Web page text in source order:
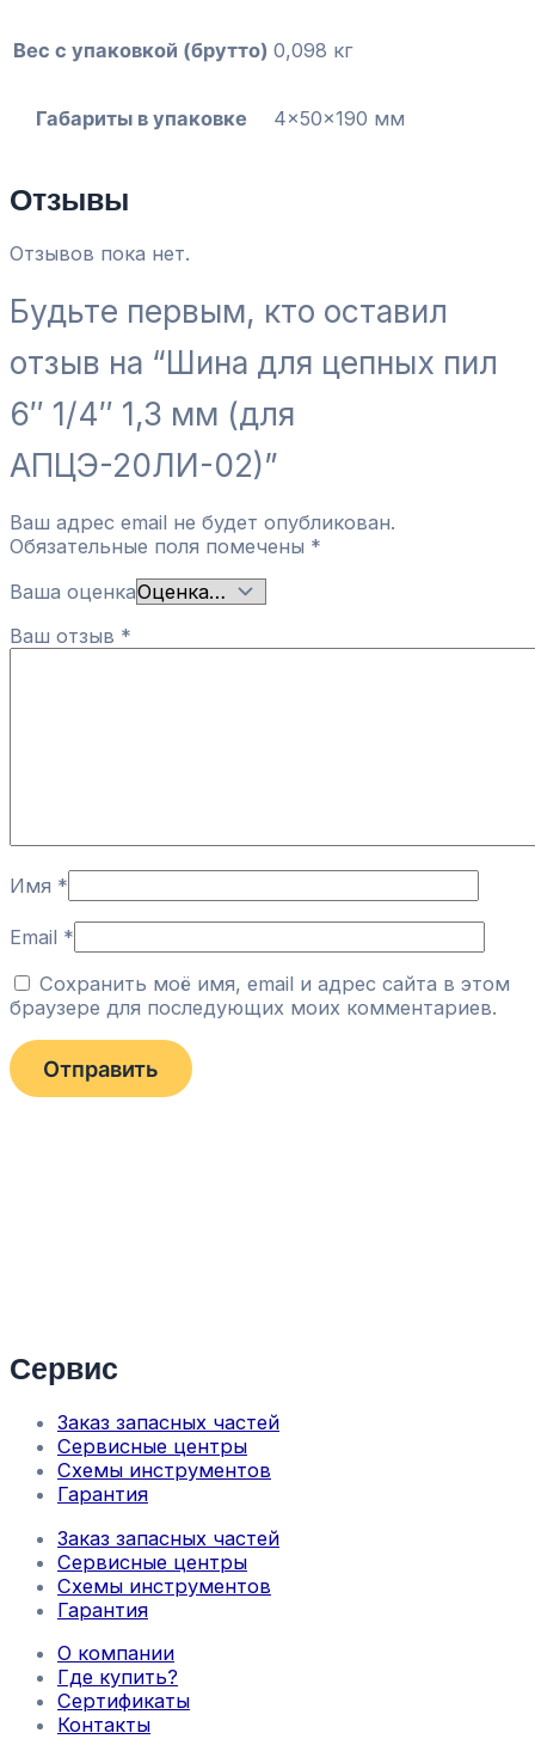
Вес с упаковкой (брутто) 0,098 кг
Габариты в упаковке 4x50x190 мм
Отзывы
Отзывов пока нет.
Будьте первым, кто оставил
отзыв на “Шина для цепных пил
6″ 1/4″ 1,3 мм (для
АПЦЭ-20ЛИ-02)”
Ваш адрес email не будет опубликован.
Обязательные поля помечены *
Ваша оценка
Ваш отзыв *
Имя *
Email *
Сохранить моё имя, email и адрес сайта в этом
браузере для последующих моих комментариев.
Сервис
Заказ запасных частей
Сервисные центры
Схемы инструментов
Гарантия
Заказ запасных частей
Сервисные центры
Схемы инструментов
Гарантия
О компании
Где купить?
Сертификаты
Контакты